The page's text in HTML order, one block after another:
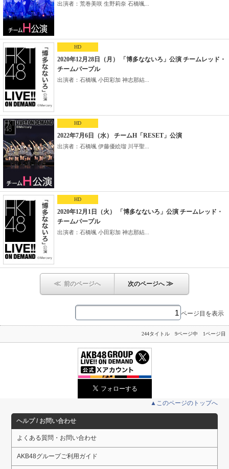
出演者：荒巻美咲 生野莉奈 石橋颯...
HD
2020年12月28日（月） 「博多なないろ」公演 チームレッド・
チームパープル
出演者：石橋颯 小田彩加 神志那結...
HD
2022年7月6日（水） チームH「RESET」公演
出演者：石橋颯 伊藤優絵瑠 川平聖...
HD
2020年12月1日（火） 「博多なないろ」公演 チームレッド・
チームパープル
出演者：石橋颯 小田彩加 神志那結...
≪ 前のページへ 次のページへ≫
ページ目を表示
244タイトル 9ページ中 1ページ目
▲このページのトップへ
ヘルプ / お問い合わせ
よくある質問・お問い合わせ
AKB48グループご利用ガイド